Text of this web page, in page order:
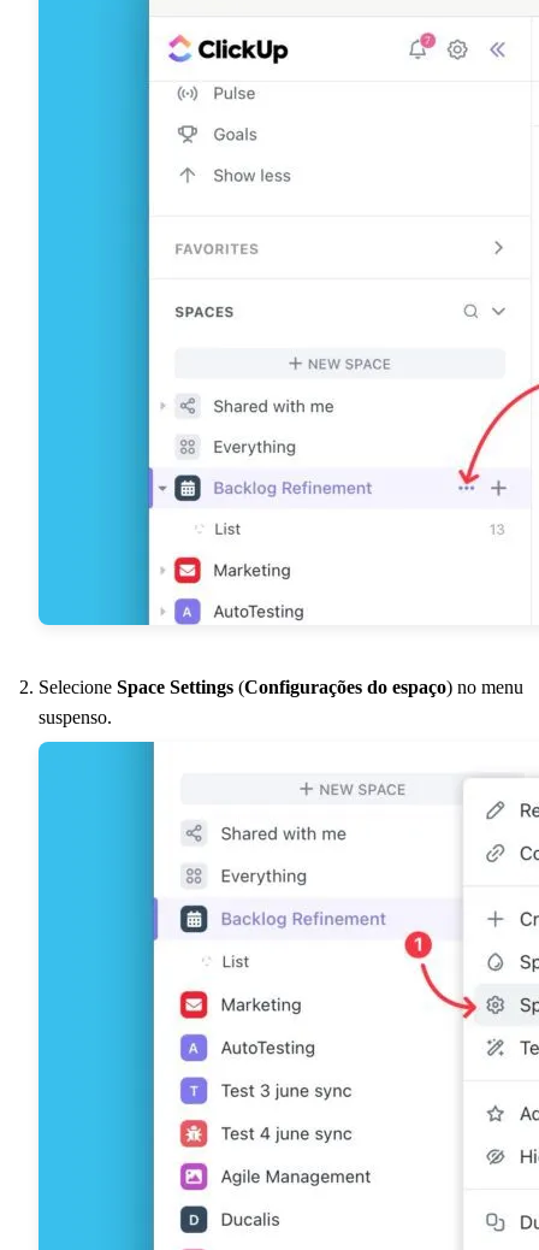
Selecione Space Settings (Configurações do espaço) no menu
suspenso.